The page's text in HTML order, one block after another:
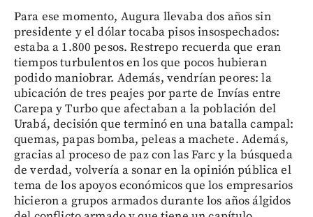
Para ese momento, Augura llevaba dos años sin
presidente y el dólar tocaba pisos insospechados:
estaba a 1.800 pesos. Restrepo recuerda que eran
tiempos turbulentos en los que pocos hubieran
podido maniobrar. Además, vendrían peores: la
ubicación de tres peajes por parte de Invías entre
Carepa y Turbo que afectaban a la población del
Urabá, decisión que terminó en una batalla campal:
quemas, papas bomba, peleas a machete. Además,
gracias al proceso de paz con las Farc y la búsqueda
de verdad, volvería a sonar en la opinión pública el
tema de los apoyos económicos que los empresarios
hicieron a grupos armados durante los años álgidos